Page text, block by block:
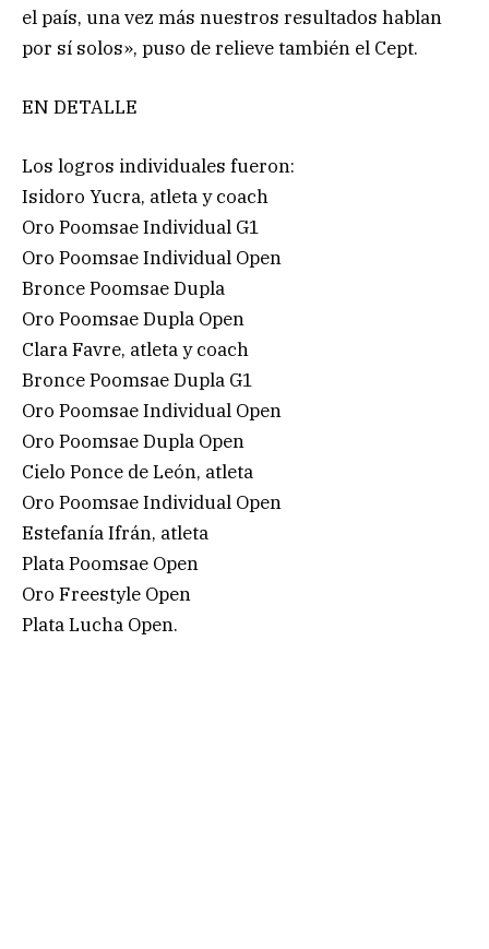
el país, una vez más nuestros resultados hablan
por sí solos», puso de relieve también el Cept.
EN DETALLE
Los logros individuales fueron:
Isidoro Yucra, atleta y coach
Oro Poomsae Individual G1
Oro Poomsae Individual Open
Bronce Poomsae Dupla
Oro Poomsae Dupla Open
Clara Favre, atleta y coach
Bronce Poomsae Dupla G1
Oro Poomsae Individual Open
Oro Poomsae Dupla Open
Cielo Ponce de León, atleta
Oro Poomsae Individual Open
Estefanía Ifrán, atleta
Plata Poomsae Open
Oro Freestyle Open
Plata Lucha Open.